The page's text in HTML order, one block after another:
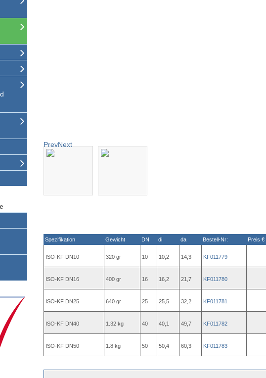
PrevNext
Spezifikation Gewicht DN di da Bestell-Nr: Preis €
ISO-KF DN10 320 gr 10 10,2 14,3 KF011779
ISO-KF DN16 400 gr 16 16,2 21,7 KF011780
ISO-KF DN25 640 gr 25 25,5 32,2 KF011781
ISO-KF DN40 1.32 kg 40 40,1 49,7 KF011782
ISO-KF DN50 1.8 kg 50 50,4 60,3 KF011783